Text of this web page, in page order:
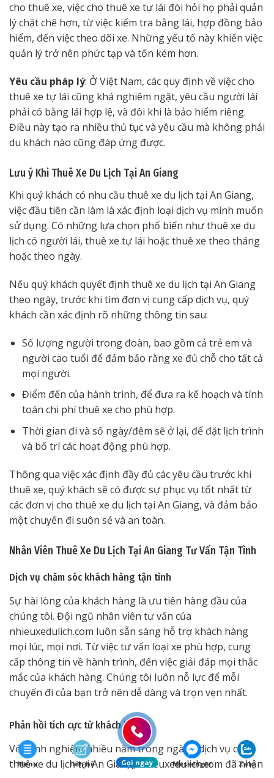
cho thuê xe, việc cho thuê xe tự lái đòi hỏi họ phải quản
lý chặt chẽ hơn, từ việc kiểm tra bằng lái, hợp đồng bảo
hiểm, đến việc theo dõi xe. Những yếu tố này khiến việc
quản lý trở nên phức tạp và tốn kém hơn.
Yêu cầu pháp lý: Ở Việt Nam, các quy định về việc cho
thuê xe tự lái cũng khá nghiêm ngặt, yêu cầu người lái
phải có bằng lái hợp lệ, và đôi khi là bảo hiểm riêng.
Điều này tạo ra nhiều thủ tục và yêu cầu mà không phải
du khách nào cũng đáp ứng được.
Lưu ý Khi Thuê Xe Du Lịch Tại An Giang
Khi quý khách có nhu cầu thuê xe du lịch tại An Giang,
việc đầu tiên cần làm là xác định loại dịch vụ mình muốn
sử dụng. Có những lựa chọn phổ biến như thuê xe du
lịch có người lái, thuê xe tự lái hoặc thuê xe theo tháng
hoặc theo ngày.
Nếu quý khách quyết định thuê xe du lịch tại An Giang
theo ngày, trước khi tìm đơn vị cung cấp dịch vụ, quý
khách cần xác định rõ những thông tin sau:
Số lượng người trong đoàn, bao gồm cả trẻ em và
người cao tuổi để đảm bảo rằng xe đủ chỗ cho tất cả
mọi người.
Điểm đến của hành trình, để đưa ra kế hoạch và tính
toán chi phí thuê xe cho phù hợp.
Thời gian đi và số ngày/đêm sẽ ở lại, để đặt lịch trình
và bố trí các hoạt động phù hợp.
Thông qua việc xác định đầy đủ các yêu cầu trước khi
thuê xe, quý khách sẽ có được sự phục vụ tốt nhất từ
các đơn vị cho thuê xe du lịch tại An Giang, và đảm bảo
một chuyến đi suôn sẻ và an toàn.
Nhân Viên Thuê Xe Du Lịch Tại An Giang Tư Vấn Tận Tình
Dịch vụ chăm sóc khách hàng tận tình
Sự hài lòng của khách hàng là ưu tiên hàng đầu của
chúng tôi. Đội ngũ nhân viên tư vấn của
nhieuxedulich.com luôn sẵn sàng hỗ trợ khách hàng
mọi lúc, mọi nơi. Từ việc tư vấn loại xe phù hợp, cung
cấp thông tin về hành trình, đến việc giải đáp mọi thắc
mắc của khách hàng. Chúng tôi luôn nỗ lực để mỗi
chuyến đi của bạn trở nên dễ dàng và trọn vẹn nhất.
Phản hồi tích cực từ khách hàng
Với kinh nghiệm nhiều năm trong ngành dịch vụ cho
thuê xe du lịch tại An Giang, nhieuxedulich.com đã nhận
Menu liên hệ Gọi ngay Messenger Zalo